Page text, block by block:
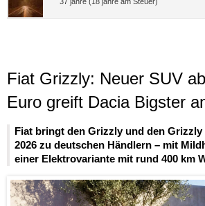
Fiat Grizzly: Neuer SUV
Euro greift Dacia Bigster
Fiat bringt den Grizzly und den Grizzly
2026 zu deutschen Händlern – mit
einer Elektrovariante mit rund 400 km